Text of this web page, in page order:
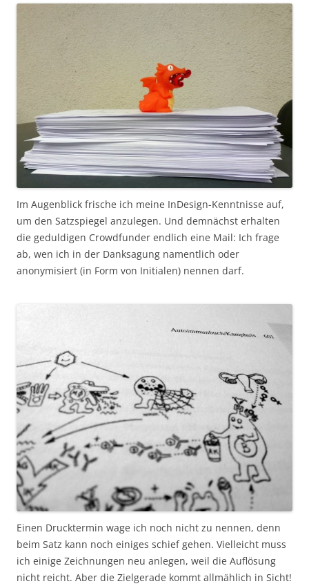
Im Augenblick frische ich meine InDesign-Kenntnisse auf,
um den Satzspiegel anzulegen. Und demnächst erhalten
die geduldigen Crowdfunder endlich eine Mail: Ich frage
ab, wen ich in der Danksagung namentlich oder
anonymisiert (in Form von Initialen) nennen darf.
Einen Drucktermin wage ich noch nicht zu nennen, denn
beim Satz kann noch einiges schief gehen. Vielleicht muss
ich einige Zeichnungen neu anlegen, weil die Auflösung
nicht reicht. Aber die Zielgerade kommt allmählich in Sicht!